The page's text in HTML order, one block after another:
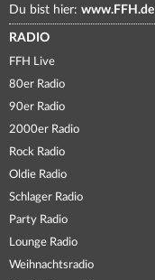
Du bist hier: www.FFH.de
RADIO
FFH Live
80er Radio
90er Radio
2000er Radio
Rock Radio
Oldie Radio
Schlager Radio
Party Radio
Lounge Radio
Weihnachtsradio